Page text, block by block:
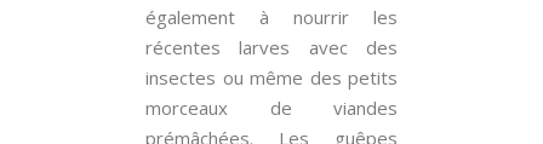
également à nourrir les
récentes larves avec des
insectes ou même des petits
morceaux de viandes
prémâchées. Les guêpes